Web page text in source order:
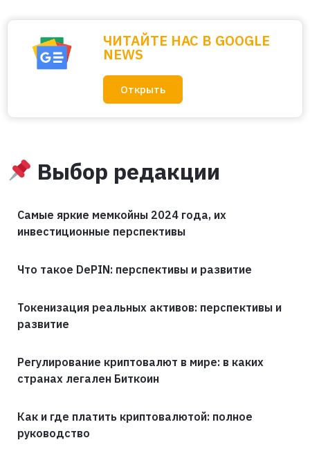
ЧИТАЙТЕ НАС В GOOGLE
NEWS
Открыть
Выбор редакции
Самые яркие мемкойны 2024 года, их
инвестиционные перспективы
Что такое DePIN: перспективы и развитие
Токенизация реальных активов: перспективы и
развитие
Регулирование криптовалют в мире: в каких
странах легален Биткоин
Как и где платить криптовалютой: полное
руководство